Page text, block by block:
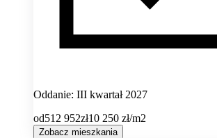
Oddanie: III kwartał 2027
od512 952zł10 250 zł/m2
Zobacz mieszkania